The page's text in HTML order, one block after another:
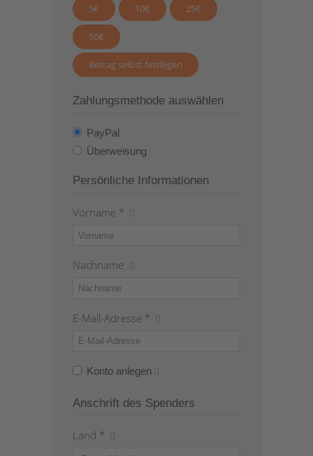
5€ 10€ 25€
50€
Betrag selbst festlegen
Zahlungsmethode auswählen
PayPal
Überweisung
Persönliche Informationen
Vorname *
Nachname
E-Mail-Adresse *
Konto anlegen
Anschrift des Spenders
Land *